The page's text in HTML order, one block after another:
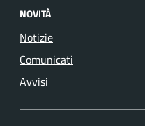
NOVITÀ
Notizie
Comunicati
Avvisi